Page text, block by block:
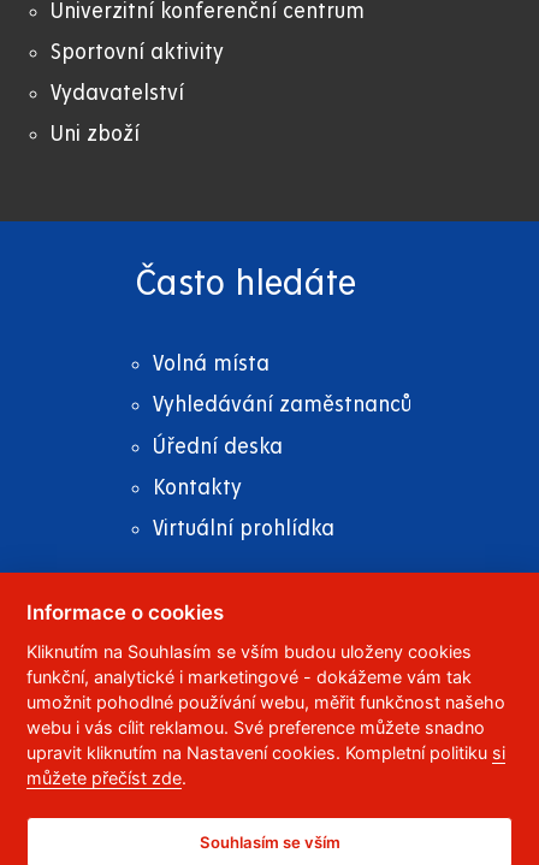
Univerzitní konferenční centrum
Sportovní aktivity
Vydavatelství
Uni zboží
Často hledáte
Volná místa
Vyhledávání zaměstnanců
Úřední deska
Kontakty
Virtuální prohlídka
© 2023 Univerzita Pardubice,Studentská 95
532 10 Pardubice 2
Telefon: 466 036 111, 466 036 112, 466 036 113
Správce webu ,RSS
ID datové schránky:
Prohlášení o přístupnosti
Informace o cookies
Kliknutím na Souhlasím se vším budou uloženy cookies
funkční, analytické i marketingové - dokážeme vám tak
umožnit pohodlné používání webu, měřit funkčnost našeho
webu i vás cílit reklamou. Své preference můžete snadno
upravit kliknutím na Nastavení cookies. Kompletní politiku si
můžete přečíst zde.
Souhlasím se vším